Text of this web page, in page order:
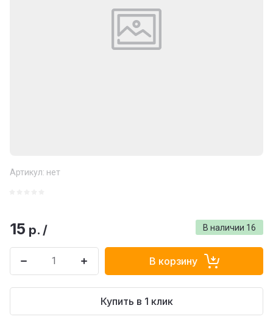
Артикул: нет
В наличии 16
15 р. /
В корзину
Купить в 1 клик